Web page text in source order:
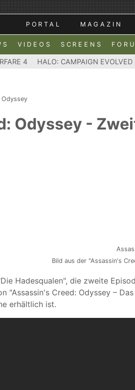
PORTAL MAGAZIN
VIDEOS SCREENS
4 HALO: CAMPAIGN EVOLVED
Odyssey -
Bild aus der "Assassin's
Hadesqualen", die zweite
"Assassin's Creed: Odyssey –
erhältlich ist.